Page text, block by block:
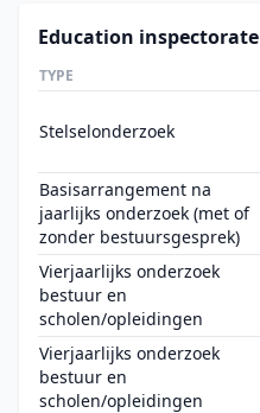
Education inspectorate
TYPE
Stelselonderzoek
Basisarrangement na
jaarlijks onderzoek (met of
zonder bestuursgesprek)
Vierjaarlijks onderzoek
bestuur en
scholen/opleidingen
Vierjaarlijks onderzoek
bestuur en
scholen/opleidingen